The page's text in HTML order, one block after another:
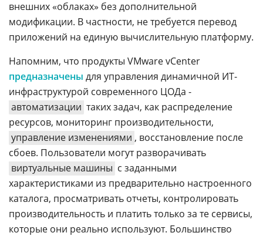
внешних «облаках» без дополнительной
модификации. В частности, не требуется перевод
приложений на единую вычислительную платформу.
Напомним, что продукты VMware vCenter
предназначены для управления динамичной ИТ-
инфраструктурой современного ЦОДа -
автоматизации таких задач, как распределение
ресурсов, мониторинг производительности,
управление изменениями , восстановление после
сбоев. Пользователи могут разворачивать
виртуальные машины с заданными
характеристиками из предварительно настроенного
каталога, просматривать отчеты, контролировать
производительность и платить только за те сервисы,
которые они реально используют. Большинство